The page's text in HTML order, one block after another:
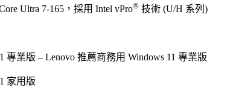
Ultra 7-165，採用 Intel vPro® 技術 (U/H 系列)
專業版 – Lenovo 推薦商務用 Windows 11 專業版
家用版